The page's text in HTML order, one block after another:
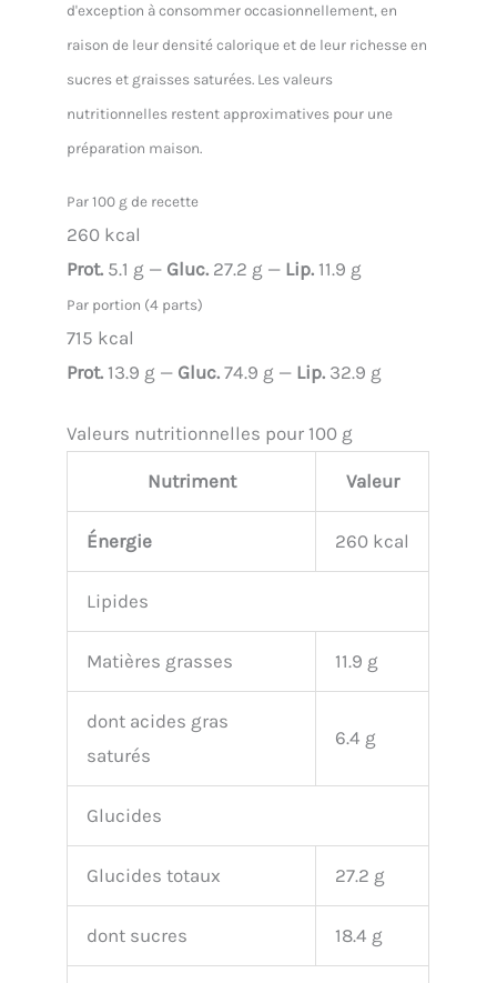
d'exception à consommer occasionnellement, en
raison de leur densité calorique et de leur richesse en
sucres et graisses saturées. Les valeurs
nutritionnelles restent approximatives pour une
préparation maison.
Par 100 g de recette
260 kcal
Prot. 5.1 g — Gluc. 27.2 g — Lip. 11.9 g
Par portion (4 parts)
715 kcal
Prot. 13.9 g — Gluc. 74.9 g — Lip. 32.9 g
Valeurs nutritionnelles pour 100 g
Nutriment Valeur
Énergie 260 kcal
Lipides
Matières grasses 11.9 g
dont acides gras
saturés
6.4 g
Glucides
Glucides totaux 27.2 g
dont sucres 18.4 g